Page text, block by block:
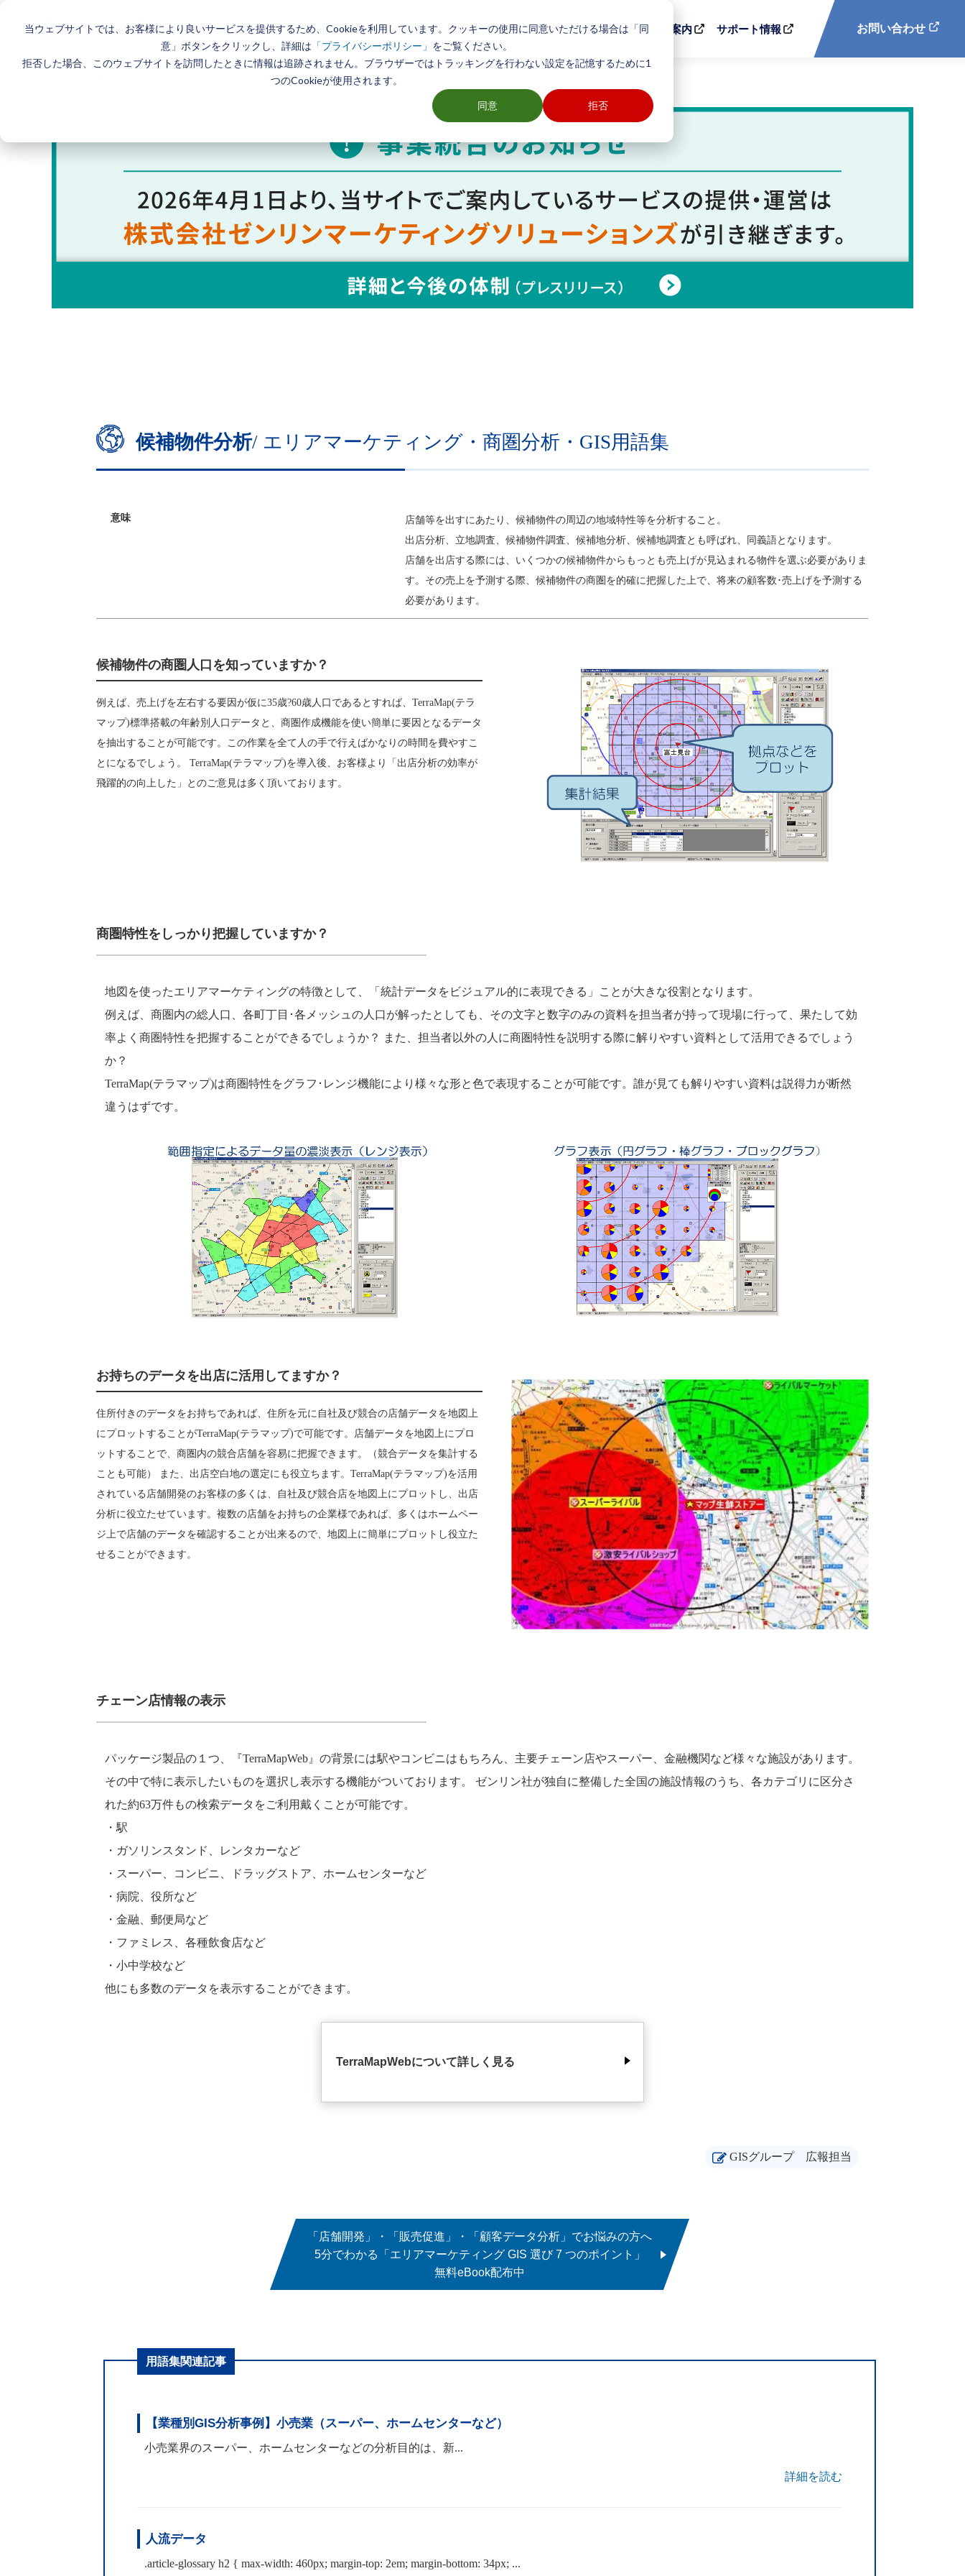
当ウェブサイトでは、お客様により良いサービスを提供するため、Cookieを利用しています。クッキーの使用に同意いただける場合は「同
意」ボタンをクリックし、詳細は 「プライバシーポリシー」 をご覧ください。
拒否した場合、このウェブサイトを訪問したときに情報は追跡されません。ブラウザーではトラッキングを行わない設定を記憶するために1
つのCookieが使用されます。
同意 拒否
初めての方へ 製品とサービス 導入事例 活用方法 会社案内 サポート情報 お問い合わせ
候補物件分析/ エリアマーケティング・商圏分析・GIS用語集
意味
店舗等を出すにあたり、候補物件の周辺の地域特性等を分析すること。
出店分析、立地調査、候補物件調査、候補地分析、候補地調査とも呼ばれ、同義語となります。
店舗を出店する際には、いくつかの候補物件からもっとも売上げが見込まれる物件を選ぶ必要がありま
す。その売上を予測する際、候補物件の商圏を的確に把握した上で、将来の顧客数･売上げを予測する
必要があります。
候補物件の商圏人口を知っていますか？
例えば、売上げを左右する要因が仮に35歳?60歳人口であるとすれば、TerraMap(テラ
マップ)標準搭載の年齢別人口データと、商圏作成機能を使い簡単に要因となるデータ
を抽出することが可能です。この作業を全て人の手で行えばかなりの時間を費やすこ
とになるでしょう。 TerraMap(テラマップ)を導入後、お客様より「出店分析の効率が
飛躍的の向上した」とのご意見は多く頂いております。
商圏特性をしっかり把握していますか？
地図を使ったエリアマーケティングの特徴として、「統計データをビジュアル的に表現できる」ことが大きな役割となります。
例えば、商圏内の総人口、各町丁目･各メッシュの人口が解ったとしても、その文字と数字のみの資料を担当者が持って現場に行って、果たして効
率よく商圏特性を把握することができるでしょうか？ また、担当者以外の人に商圏特性を説明する際に解りやすい資料として活用できるでしょう
か？
TerraMap(テラマップ)は商圏特性をグラフ･レンジ機能により様々な形と色で表現することが可能です。誰が見ても解りやすい資料は説得力が断然
違うはずです。
お持ちのデータを出店に活用してますか？
住所付きのデータをお持ちであれば、住所を元に自社及び競合の店舗データを地図上
にプロットすることがTerraMap(テラマップ)で可能です。店舗データを地図上にプロ
ットすることで、商圏内の競合店舗を容易に把握できます。（競合データを集計する
ことも可能） また、出店空白地の選定にも役立ちます。TerraMap(テラマップ)を活用
されている店舗開発のお客様の多くは、自社及び競合店を地図上にプロットし、出店
分析に役立たせています。複数の店舗をお持ちの企業様であれば、多くはホームペー
ジ上で店舗のデータを確認することが出来るので、地図上に簡単にプロットし役立た
せることができます。
チェーン店情報の表示
パッケージ製品の１つ、『TerraMapWeb』の背景には駅やコンビニはもちろん、主要チェーン店やスーパー、金融機関など様々な施設があります。
その中で特に表示したいものを選択し表示する機能がついております。 ゼンリン社が独自に整備した全国の施設情報のうち、各カテゴリに区分さ
れた約63万件もの検索データをご利用戴くことが可能です。
・駅
・ガソリンスタンド、レンタカーなど
・スーパー、コンビニ、ドラッグストア、ホームセンターなど
・病院、役所など
・金融、郵便局など
・ファミレス、各種飲食店など
・小中学校など
他にも多数のデータを表示することができます。
TerraMapWebについて詳しく見る
GISグループ 広報担当
「店舗開発」・「販売促進」・「顧客データ分析」でお悩みの方へ
5分でわかる「エリアマーケティング GIS 選び 7 つのポイント」
無料eBook配布中
用語集関連記事
【業種別GIS分析事例】小売業（スーパー、ホームセンターなど）
小売業界のスーパー、ホームセンターなどの分析目的は、新...
詳細を読む
人流データ
.article-glossary h2 { max-width: 460px; margin-top: 2em; margin-bottom: 34px; ...